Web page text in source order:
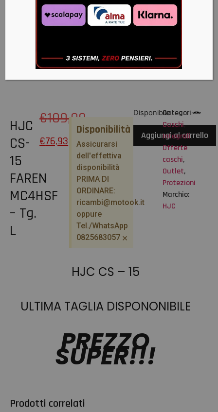
HJC
CS-
15
FAREN
MC4HSF
– Tg.
L
€109,90
€76,93
Disponibilità
Assicurarsi
dell'effettiva
disponibilità
PRIMA DI
ORDINARE:
ricambi@motook.it
oppure
Tel./WhatsApp
0825683057 ×
Disponibile
Aggiungi al carrello
Categorie:
Caschi,
Integrali,
Offerte
caschi,
Outlet,
Protezioni
Marchio:
HJC
HJC CS – 15
ULTIMA TAGLIA DISPONONIBILE
PREZZO
SUPER!!!
Prodotti correlati